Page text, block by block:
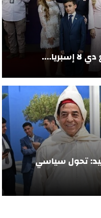
لا إسبريا....
تحول سياسي